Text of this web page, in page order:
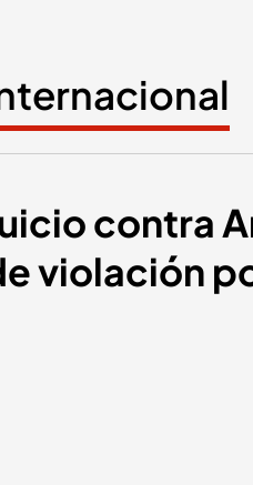
contra
violación